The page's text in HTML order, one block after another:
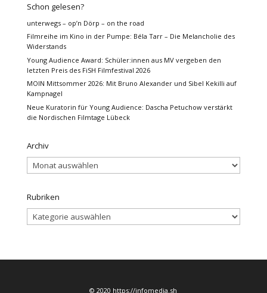
Schon gelesen?
unterwegs – op’n Dörp – on the road
Filmreihe im Kino in der Pumpe: Béla Tarr – Die Melancholie des
Widerstands
Young Audience Award: Schüler:innen aus MV vergeben den
letzten Preis des FiSH Filmfestival 2026
MOIN Mittsommer 2026: Mit Bruno Alexander und Sibel Kekilli auf
Kampnagel
Neue Kuratorin für Young Audience: Dascha Petuchow verstärkt
die Nordischen Filmtage Lübeck
Archiv
Archiv
Rubriken
Rubriken
© 2020 https://infomedia.sh